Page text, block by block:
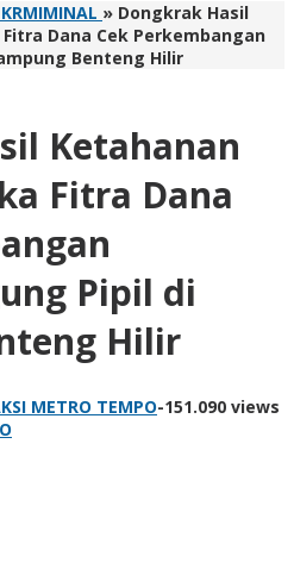
» Dongkrak Hasil
Dana Cek Perkembangan
Benteng Hilir
Ketahanan
Fitra Dana
Pipil di
Hilir
METRO TEMPO-151.090 views